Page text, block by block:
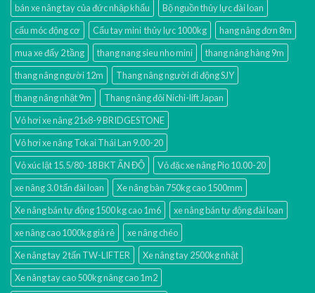
bán xe nâng tay của đức nhập khẩu
Bộ nguồn thủy lực đài loan
cẩu móc động cơ
Cẩu tay mini thủy lực 1000kg
hang nâng đơn 8m
mua xe đẩy 2 tầng
thang nang sieu nho mini
thang nâng hàng 9m
thang nâng người 12m
Thang nâng người di động SJY
thang nâng nhật 9m
Thang nâng đôi Nichi-lift Japan
Vỏ hơi xe nâng 21x8-9 BRIDGESTONE
Vỏ hơi xe nâng Tokai Thái Lan 9.00-20
Vỏ xúc lật 15.5/80-18 BKT ẤN ĐỘ
Vỏ đặc xe nâng Pio 10.00-20
xe nâng 3.0 tấn đài loan
Xe nâng bàn 750kg cao 1500mm
Xe nâng bán tự động 1500 kg cao 1m6
xe nâng bán tự động đài loan
xe nâng cao 1000kg giá rẻ
xe nâng chéo
Xe nâng tay 2 tấn TW-LIFTER
Xe nâng tay 2500kg nhật
Xe nâng tay cao 500kg nâng cao 1m2